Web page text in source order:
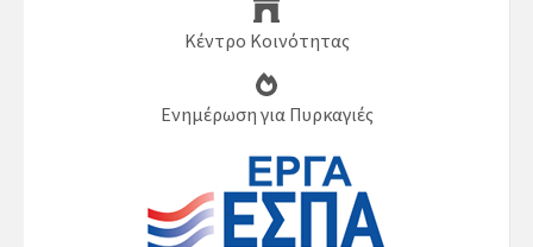
Κέντρο Κοινότητας
Ενημέρωση για Πυρκαγιές